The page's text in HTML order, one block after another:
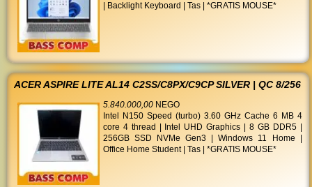
| Backlight Keyboard | Tas | *GRATIS MOUSE*
ACER ASPIRE LITE AL14 C2SS/C8PX/C9CP SILVER | QC 8/256
5.840.000,00 NEGO
Intel N150 Speed (turbo) 3.60 GHz Cache 6 MB 4
core 4 thread | Intel UHD Graphics | 8 GB DDR5 |
256GB SSD NVMe Gen3 | Windows 11 Home |
Office Home Student | Tas | *GRATIS MOUSE*